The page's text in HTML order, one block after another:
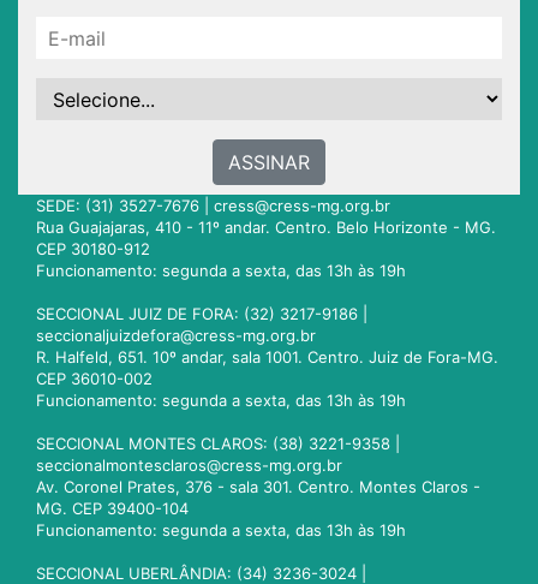
ASSINAR
SEDE: (31) 3527-7676 | cress@cress-mg.org.br
Rua Guajajaras, 410 - 11º andar. Centro. Belo Horizonte - MG.
CEP 30180-912
Funcionamento: segunda a sexta, das 13h às 19h
SECCIONAL JUIZ DE FORA: (32) 3217-9186 |
seccionaljuizdefora@cress-mg.org.br
R. Halfeld, 651. 10º andar, sala 1001. Centro. Juiz de Fora-MG.
CEP 36010-002
Funcionamento: segunda a sexta, das 13h às 19h
SECCIONAL MONTES CLAROS: (38) 3221-9358 |
seccionalmontesclaros@cress-mg.org.br
Av. Coronel Prates, 376 - sala 301. Centro. Montes Claros -
MG. CEP 39400-104
Funcionamento: segunda a sexta, das 13h às 19h
SECCIONAL UBERLÂNDIA: (34) 3236-3024 |